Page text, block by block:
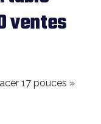
ventes
17 pouces »